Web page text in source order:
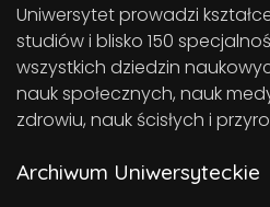
Uniwersytet prowadzi
studiów i blisko 150
wszystkich dziedzin
nauk społecznych, nauk
zdrowiu, nauk ścisłych i
Archiwum Uniwersyteckie